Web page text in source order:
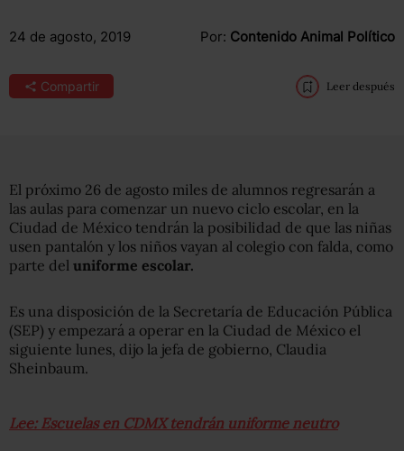
24 de agosto, 2019 Por: Contenido Animal Político
Compartir Leer después
El próximo 26 de agosto miles de alumnos regresarán a
las aulas para comenzar un nuevo ciclo escolar, en la
Ciudad de México tendrán la posibilidad de que las niñas
usen pantalón y los niños vayan al colegio con falda, como
parte del uniforme escolar.
Es una disposición de la Secretaría de Educación Pública
(SEP) y empezará a operar en la Ciudad de México el
siguiente lunes, dijo la jefa de gobierno, Claudia
Sheinbaum.
Lee: Escuelas en CDMX tendrán uniforme neutro